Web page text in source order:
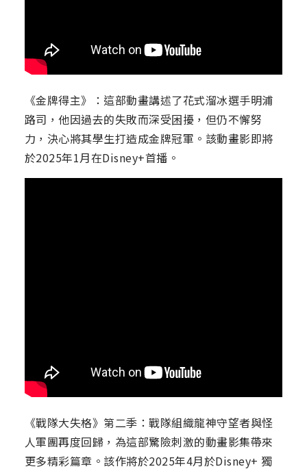
《金牌得主》：這部動畫講述了花式溜冰選手明浦
路司，他因過去的失敗而深受困擾，但仍不懈努
力，決心將其學生打造成金牌冠軍。該動畫影即將
於2025年1月在Disney+首播。
《戰隊大失格》第二季：戰隊組織龍神守望者與怪
人軍團再度回歸，為這部驚險刺激的動畫影集帶來
更多精彩篇章。該作將於2025年4月於Disney+ 獨